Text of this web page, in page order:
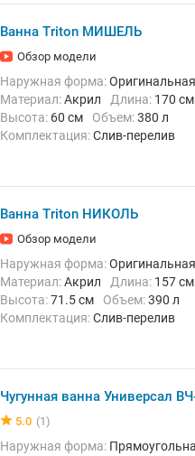
Ванна Triton МИШЕЛЬ
Обзор модели
Наружная форма:Оригинальная
Материал:Акрил Длина: 170 см
Высота: 60 см Объем:380 л
Комплектация:Слив-перелив
Ванна Triton НИКОЛЬ
Обзор модели
Наружная форма:Оригинальная
Материал:Акрил Длина: 157 см
Высота:71.5 см Объем:390 л
Комплектация:Слив-перелив
Чугунная ванна Универсал
5.0 (1)
Наружная форма: